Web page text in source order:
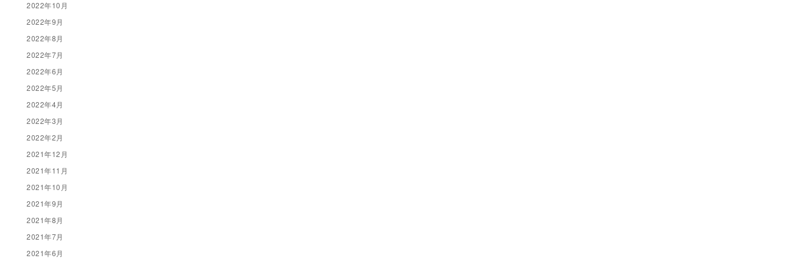
2022年10月
2022年9月
2022年8月
2022年7月
2022年6月
2022年5月
2022年4月
2022年3月
2022年2月
2021年12月
2021年11月
2021年10月
2021年9月
2021年8月
2021年7月
2021年6月